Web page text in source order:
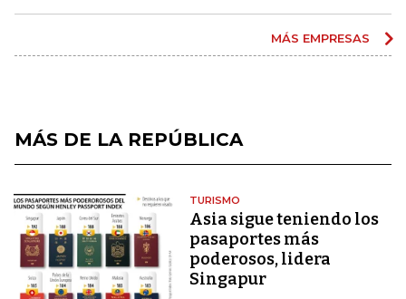
MÁS EMPRESAS
MÁS DE LA REPÚBLICA
TURISMO
Asia sigue teniendo los
pasaportes más
poderosos, lidera
Singapur